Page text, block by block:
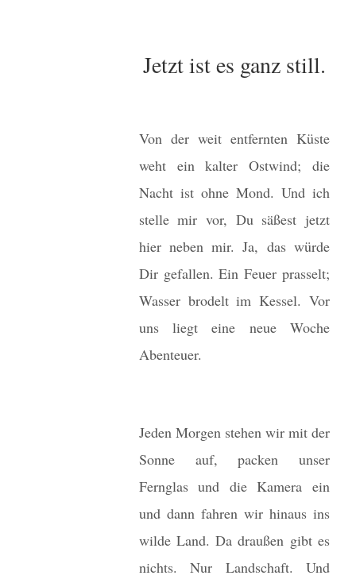
Jetzt ist es ganz still.
Von der weit entfernten Küste
weht ein kalter Ostwind; die
Nacht ist ohne Mond. Und ich
stelle mir vor, Du säßest jetzt
hier neben mir. Ja, das würde
Dir gefallen. Ein Feuer prasselt;
Wasser brodelt im Kessel. Vor
uns liegt eine neue Woche
Abenteuer.
Jeden Morgen stehen wir mit der
Sonne auf, packen unser
Fernglas und die Kamera ein
und dann fahren wir hinaus ins
wilde Land. Da draußen gibt es
nichts. Nur Landschaft. Und